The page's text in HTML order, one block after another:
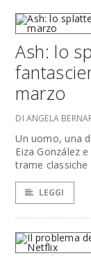
Ash: lo
marzo
DI ANGELA
Un uomo, una
Eiza González
trame
LEGGI